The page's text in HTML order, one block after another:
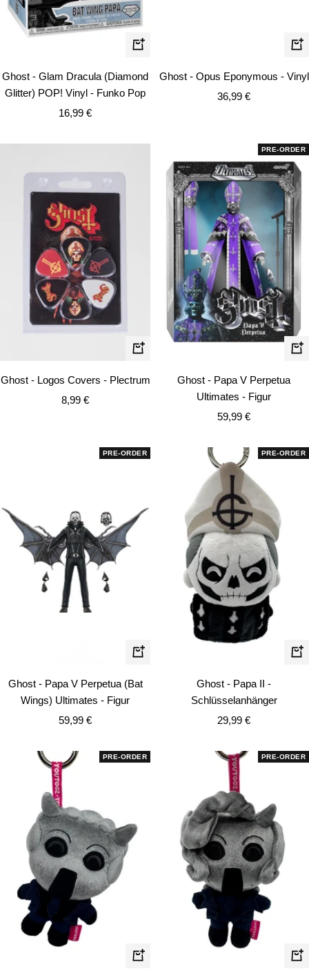
In
Ghost - Glam Dracula (Diamond
Glitter) POP! Vinyl - Funko Pop
Angebotspreis
16,99 €
In
Ghost - Opus Eponymous - Vinyl
Angebotspreis
36,99 €
In
Ghost - Logos Covers - Plectrum
Angebotspreis
8,99 €
PRE-ORDER
In
Ghost - Papa V Perpetua
Ultimates - Figur
Angebotspreis
59,99 €
PRE-ORDER
In
Ghost - Papa V Perpetua (Bat
Wings) Ultimates - Figur
Angebotspreis
59,99 €
PRE-ORDER
In
Ghost - Papa II -
Schlüsselanhänger
Angebotspreis
29,99 €
PRE-ORDER
In
PRE-ORDER
In